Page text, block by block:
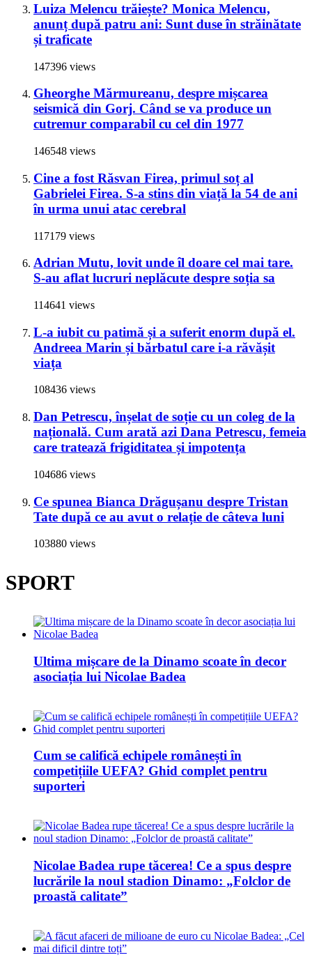
Luiza Melencu trăiește? Monica Melencu,
anunț după patru ani: Sunt duse în străinătate
și traficate
147396 views
Gheorghe Mărmureanu, despre mișcarea
seismică din Gorj. Când se va produce un
cutremur comparabil cu cel din 1977
146548 views
Cine a fost Răsvan Firea, primul soț al
Gabrielei Firea. S-a stins din viață la 54 de ani
în urma unui atac cerebral
117179 views
Adrian Mutu, lovit unde îl doare cel mai tare.
S-au aflat lucruri neplăcute despre soția sa
114641 views
L-a iubit cu patimă și a suferit enorm după el.
Andreea Marin și bărbatul care i-a răvășit
viața
108436 views
Dan Petrescu, înșelat de soție cu un coleg de la
națională. Cum arată azi Dana Petrescu, femeia
care tratează frigiditatea și impotența
104686 views
Ce spunea Bianca Drăgușanu despre Tristan
Tate după ce au avut o relație de câteva luni
103880 views
SPORT
Ultima mișcare de la Dinamo scoate în decor
asociația lui Nicolae Badea
Cum se califică echipele românești în
competițiile UEFA? Ghid complet pentru
suporteri
Nicolae Badea rupe tăcerea! Ce a spus despre
lucrările la noul stadion Dinamo: „Folclor de
proastă calitate”